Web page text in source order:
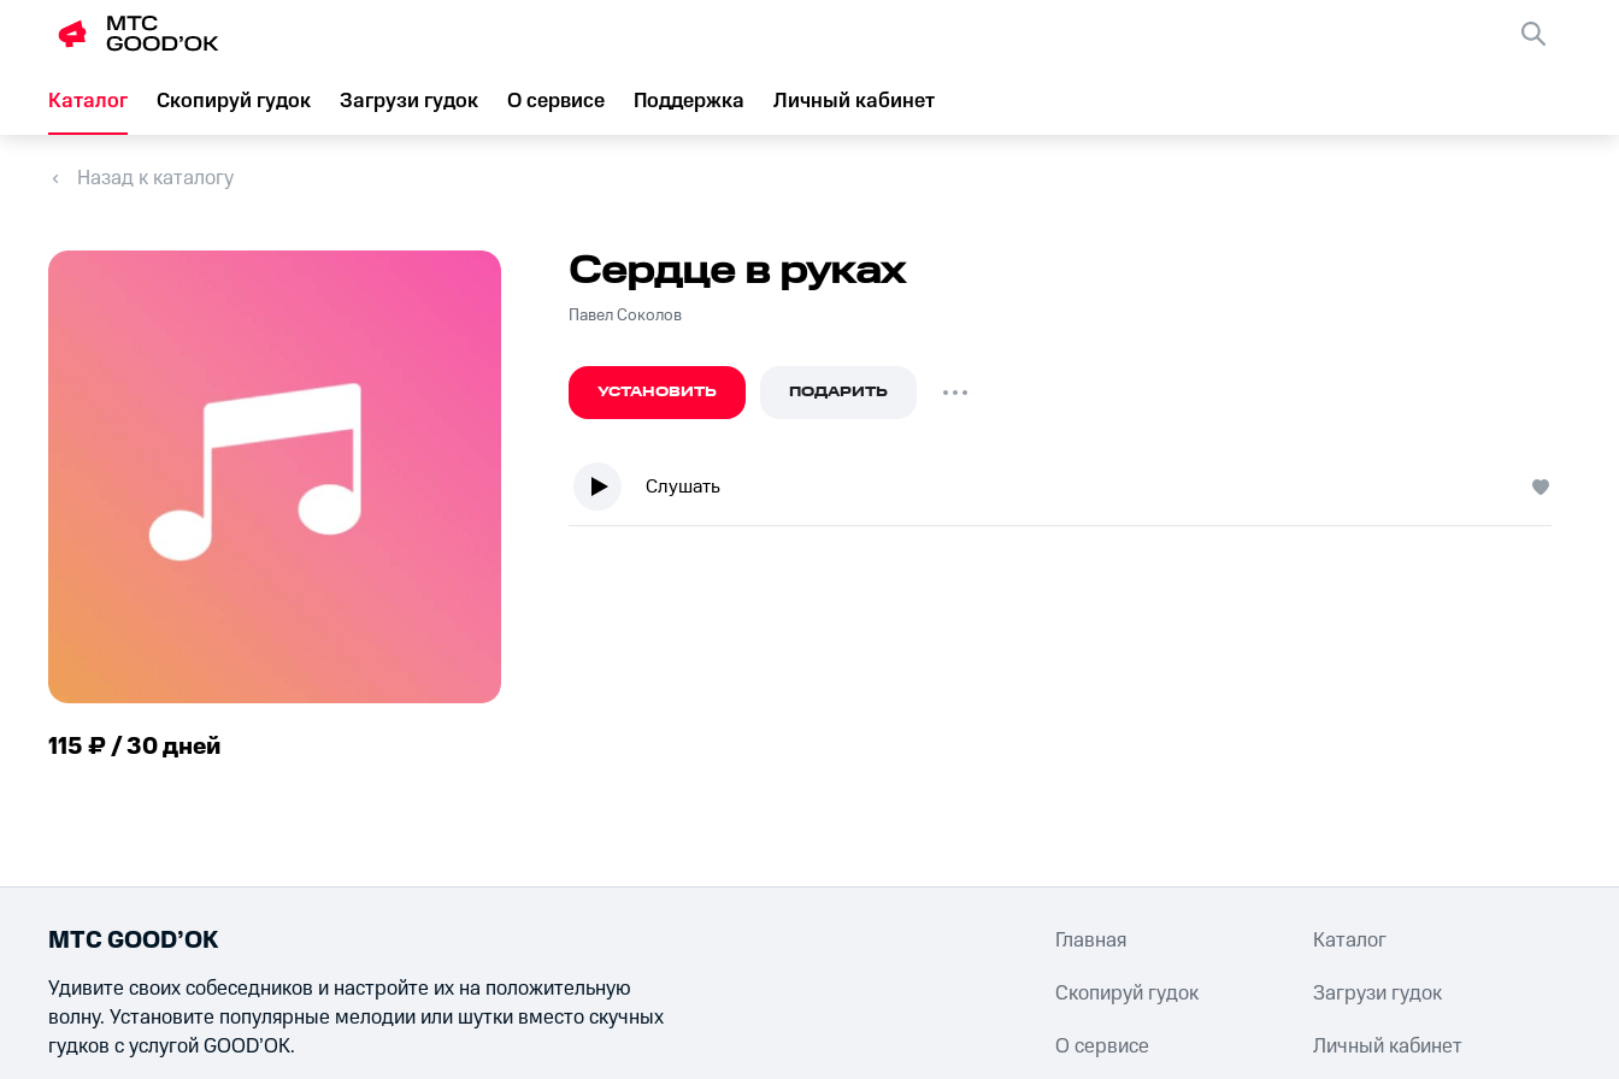
Каталог Скопируй гудок Загрузи гудок О сервисе Поддержка Личный кабинет
Назад к каталогу
115 ₽ / 30 дней
Сердце в руках
Павел Соколов
УСТАНОВИТЬ ПОДАРИТЬ
Слушать
МТС GOOD’OK
Удивите своих собеседников и настройте их на положительную
волну. Установите популярные мелодии или шутки вместо скучных
гудков с услугой GOOD’OK.
Главная Каталог
Скопируй гудок Загрузи гудок
О сервисе Личный кабинет